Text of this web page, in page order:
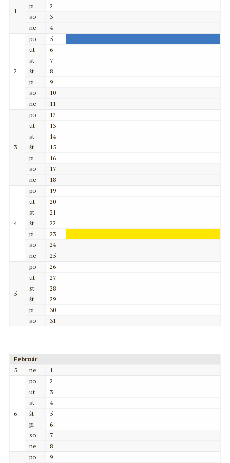
1
pi
2
so
3
ne
4
2
po
5
ut
6
st
7
št
8
pi
9
so
10
ne
11
3
po
12
ut
13
st
14
št
15
pi
16
so
17
ne
18
4
po
19
ut
20
st
21
št
22
pi
23
so
24
ne
25
5
po
26
ut
27
st
28
št
29
pi
30
so
31
Február
5
ne 1
6
po
2
ut
3
st
4
št
5
pi
6
so
7
ne
8
po
9